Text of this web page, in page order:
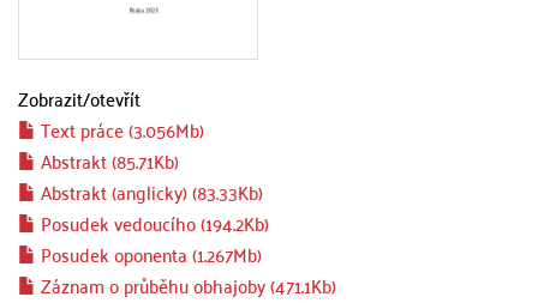
Zobrazit/otevřít
Text práce (3.056Mb)
Abstrakt (85.71Kb)
Abstrakt (anglicky) (83.33Kb)
Posudek vedoucího (194.2Kb)
Posudek oponenta (1.267Mb)
Záznam o průběhu obhajoby (471.1Kb)